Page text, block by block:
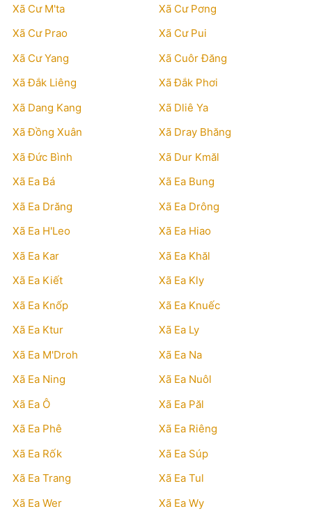
Xã Cư M'ta
Xã Cư Pơng
Xã Cư Prao
Xã Cư Pui
Xã Cư Yang
Xã Cuôr Đăng
Xã Đắk Liêng
Xã Đắk Phơi
Xã Dang Kang
Xã Dliê Ya
Xã Đồng Xuân
Xã Dray Bhăng
Xã Đức Bình
Xã Dur Kmăl
Xã Ea Bá
Xã Ea Bung
Xã Ea Drăng
Xã Ea Drông
Xã Ea H'Leo
Xã Ea Hiao
Xã Ea Kar
Xã Ea Khăl
Xã Ea Kiết
Xã Ea Kly
Xã Ea Knốp
Xã Ea Knuếc
Xã Ea Ktur
Xã Ea Ly
Xã Ea M'Droh
Xã Ea Na
Xã Ea Ning
Xã Ea Nuôl
Xã Ea Ô
Xã Ea Păl
Xã Ea Phê
Xã Ea Riêng
Xã Ea Rốk
Xã Ea Súp
Xã Ea Trang
Xã Ea Tul
Xã Ea Wer
Xã Ea Wy